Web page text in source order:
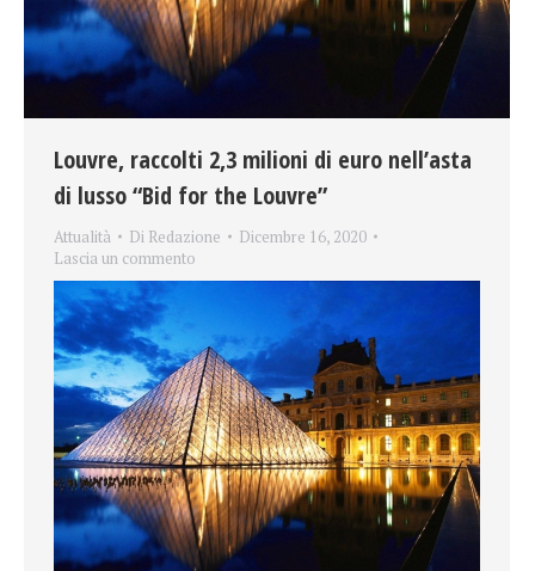
Louvre, raccolti 2,3 milioni di euro nell’asta
di lusso “Bid for the Louvre”
Attualità Di Redazione
Dicembre 16, 2020
Lascia un commento